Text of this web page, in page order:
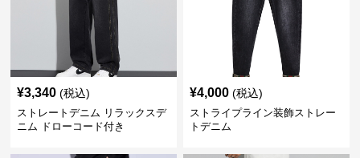
¥3,340 (税込)
ストレートデニム リラックスデ
ニム ドローコード付き
¥4,000 (税込)
ストライプライン装飾ストレー
トデニム